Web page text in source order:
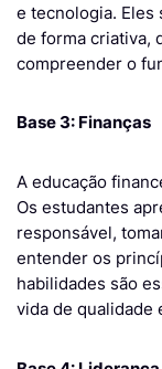
e tecnologia. Eles
de forma criativa,
compreender o
Base 3: Finanças
A educação
Os estudantes
responsável,
entender os
habilidades são
vida de qualidade